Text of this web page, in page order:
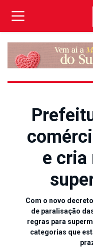
e cria
Com o novo
de paralisação
regras para
categorias que